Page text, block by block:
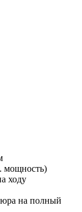
мощность)
ходу
на полный